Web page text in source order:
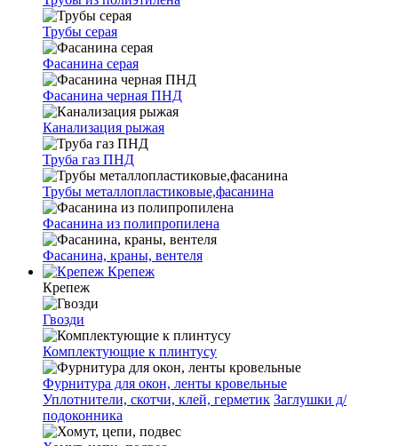
Трубы серая
Фасанина серая
Фасанина черная ПНД
Канализация рыжая
Труба газ ПНД
Трубы металлопластиковые,фасанина
Фасанина из полипропилена
Фасанина, краны, вентеля
Крепеж
Крепеж
Гвозди
Комплектующие к плинтусу
Фурнитура для окон, ленты кровельные
Уплотнители, скотчи, клей, герметик Заглушки д/
подоконника